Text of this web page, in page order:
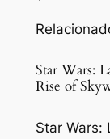
Star Wars:
Rise of
Star Wars: